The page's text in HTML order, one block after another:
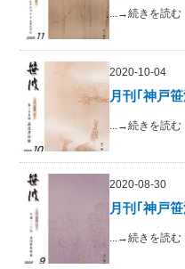
...→続きを読む
2020-10-04
月刊｢神戸
...→続きを読む
2020-08-30
月刊｢神戸
...→続きを読む